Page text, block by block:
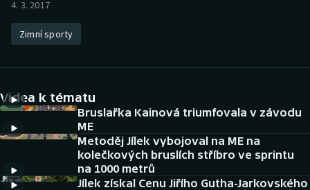
Atletika
DALŠÍ SPORTY
Americký fotbal
Baseball a softbal
NEPŘEHLÉDNĚTE
Soutěže
4. 3. 2017
Zimní sporty
Videa k tématu
Bruslařka Kainová triumfovala v závodu
ME
Metoděj Jílek vybojoval na ME na
kolečkových bruslích stříbro ve sprintu
na 1000 metrů
Jílek získal Cenu Jiřího Gutha-Jarkovského